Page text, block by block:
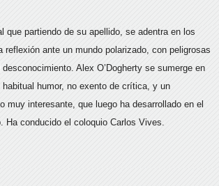
que partiendo de su apellido, se adentra en los
reflexión ante un mundo polarizado, con peligrosas
Alex O’Dogherty se sumerge en
humor, no exento de crítica, y un
muy interesante, que luego ha desarrollado en el
Ha conducido el coloquio Carlos Vives.